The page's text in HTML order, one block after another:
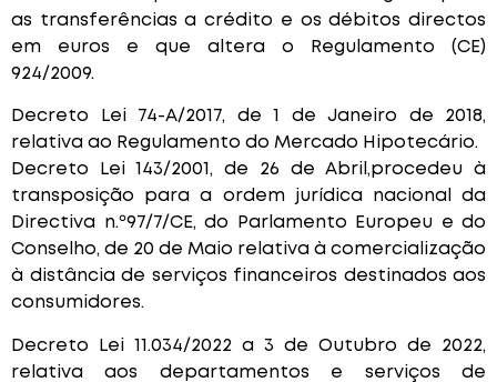
as transferências a crédito e os débitos directos
em euros e que altera o Regulamento (CE)
924/2009.
Decreto Lei 74-A/2017, de 1 de Janeiro de 2018,
relativa ao Regulamento do Mercado Hipotecário.
Decreto Lei 143/2001, de 26 de Abril,procedeu à
transposição para a ordem jurídica nacional da
Directiva n.º97/7/CE, do Parlamento Europeu e do
Conselho, de 20 de Maio relativa à comercialização
à distância de serviços financeiros destinados aos
consumidores.
Decreto Lei 11.034/2022 a 3 de Outubro de 2022,
relativa aos departamentos e serviços de